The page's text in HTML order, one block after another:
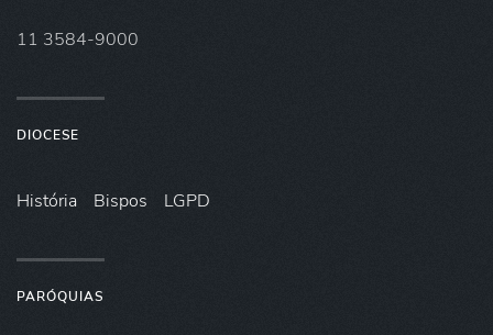
11 3584-9000
DIOCESE
História Bispos LGPD
PARÓQUIAS